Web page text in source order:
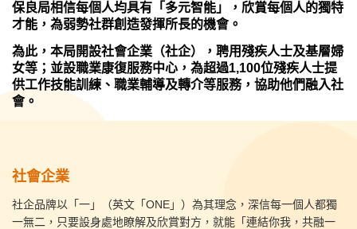
保良局相信每個人均具有「多元智能」，欣賞每個人的獨特
才能，為弱勢社群創造發揮所長的機會。
為此，本局開設社會企業（社企），聘用殘疾人士及基層婦
女等；並設職業康復服務中心，為超過1,100位殘疾人士提
供工作技能訓練、職業輔導及轉介等服務，協助他們融入社
會。
社會企業
社企品牌以「一」（英文「ONE」）為其理念，深信每一個人都獨
一無二，只要設身處地瞭解及欣賞對方，就能「連結你我，共融一